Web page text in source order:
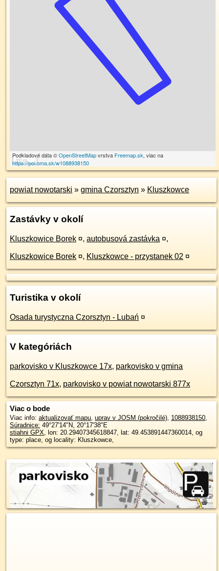
10 m
Podkladové dáta ©OpenStreetMapvrstva Freemap.sk, viac na
https://poi.oma.sk/w1088938150
powiat nowotarski » gmina Czorsztyn » Kluszkowce
Zastávky v okolí
Kluszkowice Borek ¤, autobusová zastávka ¤,
Kluszkowice Borek ¤, Kluszkowce - przystanek 02 ¤
Turistika v okolí
Osada turystyczna Czorsztyn - Lubań ¤
V kategóriách
parkovisko v Kluszkowce 17x, parkovisko v gmina
Czorsztyn 71x, parkovisko v powiat nowotarski 877x
Viac o bode
Viac info: aktualizovať mapu, uprav v JOSM (pokročilé), 1088938150,
Súradnice: 49°27'14"N, 20°17'38"E
stiahni GPX, lon: 20.29407345618847, lat: 49.453891447360014, og
type: place, og locality: Kluszkowce,